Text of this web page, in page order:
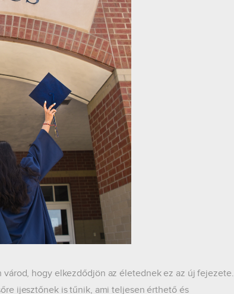
hogy elkezdődjön az életednek ez az új fejezete.
ijesztőnek is tűnik, ami teljesen érthető és